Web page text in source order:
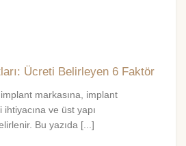
Ücreti Belirleyen 6 Faktör
markasına, implant
ihtiyacına ve üst yapı
Bu yazıda [...]